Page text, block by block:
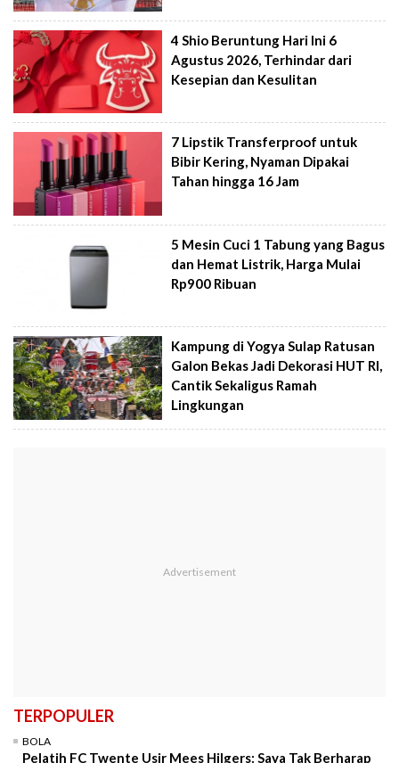
4 Shio Beruntung Hari Ini 6
Agustus 2026, Terhindar dari
Kesepian dan Kesulitan
7 Lipstik Transferproof untuk
Bibir Kering, Nyaman Dipakai
Tahan hingga 16 Jam
5 Mesin Cuci 1 Tabung yang Bagus
dan Hemat Listrik, Harga Mulai
Rp900 Ribuan
Kampung di Yogya Sulap Ratusan
Galon Bekas Jadi Dekorasi HUT RI,
Cantik Sekaligus Ramah
Lingkungan
TERPOPULER
BOLA
Pelatih FC Twente Usir Mees Hilgers: Saya Tak Berharap